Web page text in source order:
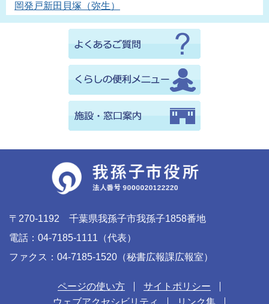
岡発戸新田貝塚（弥生）
〒270-1192 千葉県我孫子市我孫子1858番地
電話：04-7185-1111（代表）
ファクス：04-7185-1520（秘書広報課広報室）
ページの使い方
サイトポリシー